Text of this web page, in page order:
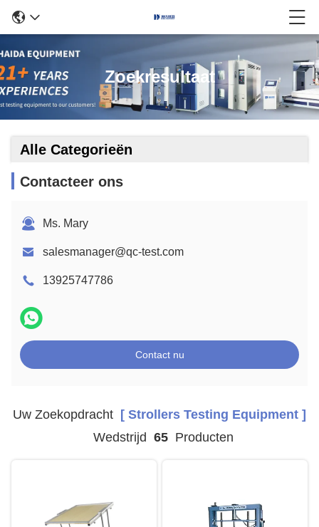
Zoekresultaat
Alle Categorieën
Contacteer ons
Ms. Mary
salesmanager@qc-test.com
13925747786
Contact nu
Uw Zoekopdracht [ Strollers Testing Equipment ]
Wedstrijd 65Producten